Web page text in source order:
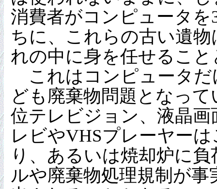
消費者がコンピュータ
ちに、これらの古い遺
れの中に身を任せるこ
これはコンピュータだ
ども廃棄物問題となっ
位テレビジョン、液晶
レビやVHSプレーヤー
り、あるいは焼却炉に
ルや廃棄物処理規制が